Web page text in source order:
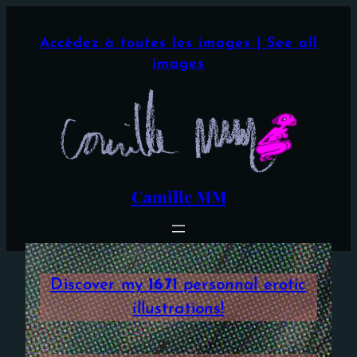
Accédez à toutes les images | See all
images
Camille MM
Discover my1671personnal erotic
illustrations!